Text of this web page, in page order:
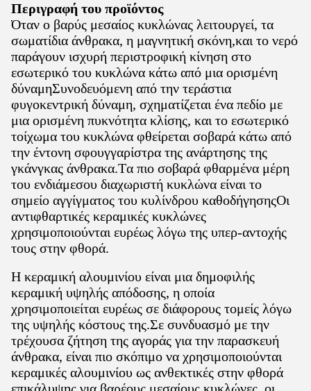
Περιγραφή του προϊόντος
Όταν ο βαρύς μεσαίος κυκλώνας λειτουργεί, τα
σωματίδια άνθρακα, η μαγνητική σκόνη,και το νερό
παράγουν ισχυρή περιστροφική κίνηση στο
εσωτερικό του κυκλώνα κάτω από μια ορισμένη
δύναμηΣυνοδευόμενη από την τεράστια
φυγοκεντρική δύναμη, σχηματίζεται ένα πεδίο με
μια ορισμένη πυκνότητα κλίσης, και το εσωτερικό
τοίχωμα του κυκλώνα φθείρεται σοβαρά κάτω από
την έντονη σφουγγαρίστρα της ανάρτησης της
γκάνγκας άνθρακα.Τα πιο σοβαρά φθαρμένα μέρη
του ενδιάμεσου διαχωριστή κυκλώνα είναι το
σημείο αγγίγματος του κυλίνδρου καθοδήγησηςΟι
αντιφθαρτικές κεραμικές κυκλώνες
χρησιμοποιούνται ευρέως λόγω της υπερ-αντοχής
τους στην φθορά.
Η κεραμική αλουμινίου είναι μια δημοφιλής
κεραμική υψηλής απόδοσης, η οποία
χρησιμοποιείται ευρέως σε διάφορους τομείς λόγω
της υψηλής κόστους της.Σε συνδυασμό με την
τρέχουσα ζήτηση της αγοράς για την παρασκευή
άνθρακα, είναι πιο σκόπιμο να χρησιμοποιούνται
κεραμικές αλουμινίου ως ανθεκτικές στην φθορά